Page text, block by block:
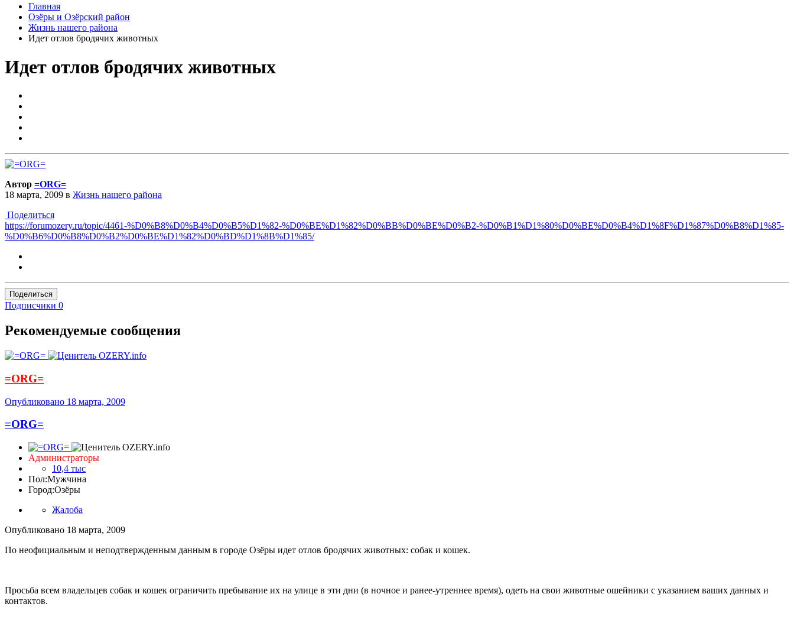
Главная
Озёры и Озёрский район
Жизнь нашего района
Идет отлов бродячих животных
Идет отлов бродячих животных
Автор =ORG=
18 марта, 2009 в Жизнь нашего района
Поделиться
https://forumozery.ru/topic/4461-%D0%B8%D0%B4%D0%B5%D1%82-%D0%BE%D1%82%D0%BB%D0%BE%D0%B2-%D0%B1%D1%80%D0%BE%D0%B4%D1%8F%D1%87%D0%B8%D1%85-
%D0%B6%D0%B8%D0%B2%D0%BE%D1%82%D0%BD%D1%8B%D1%85/
Поделиться
Подписчики 0
Рекомендуемые сообщения
=ORG=
Опубликовано 18 марта, 2009
=ORG=
Администраторы
10,4 тыс
Пол:Мужчина
Город:Озёры
Жалоба
Опубликовано 18 марта, 2009
По неофициальным и неподтвержденным данным в городе Озёры идет отлов бродячих животных: собак и кошек.
Просьба всем владельцев собак и кошек ограничить пребывание их на улице в эти дни (в ночное и ранее-утреннее время), одеть на свои животные ошейники с указанием ваших данных и
контактов.